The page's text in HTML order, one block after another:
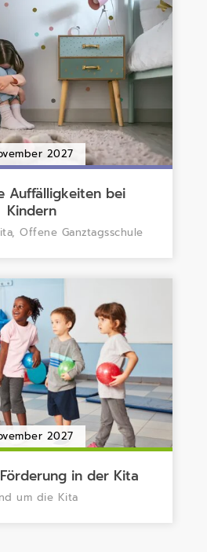
2027
Auffälligkeiten bei
Kindern
Offene Ganztagsschule
2027
in der Kita
um die Kita